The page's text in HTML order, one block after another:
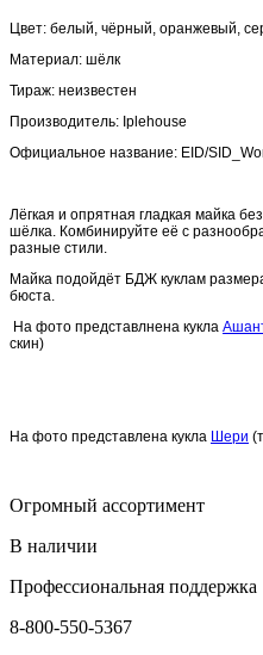
Цвет: белый, чёрный, оранжевый,
Материал: шёлк
Тираж: неизвестен
Производитель: Iplehouse
Официальное название: EID/
Лёгкая и опрятная гладкая майка
шёлка. Комбинируйте её с
разные стили.
Майка подойдёт БДЖ куклам
бюста.
На фото представлнена кукла
скин)
На фото представлена кукла Шери
Огромный ассортимент
В наличии
Профессиональная поддержка
8-800-550-5367